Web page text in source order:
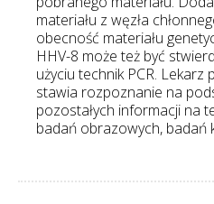
materiału z węzła
obecność materiału
HHV-8 może też być
użyciu technik PCR.
stawia rozpoznanie na
pozostałych informacji na
badań obrazowych, badań